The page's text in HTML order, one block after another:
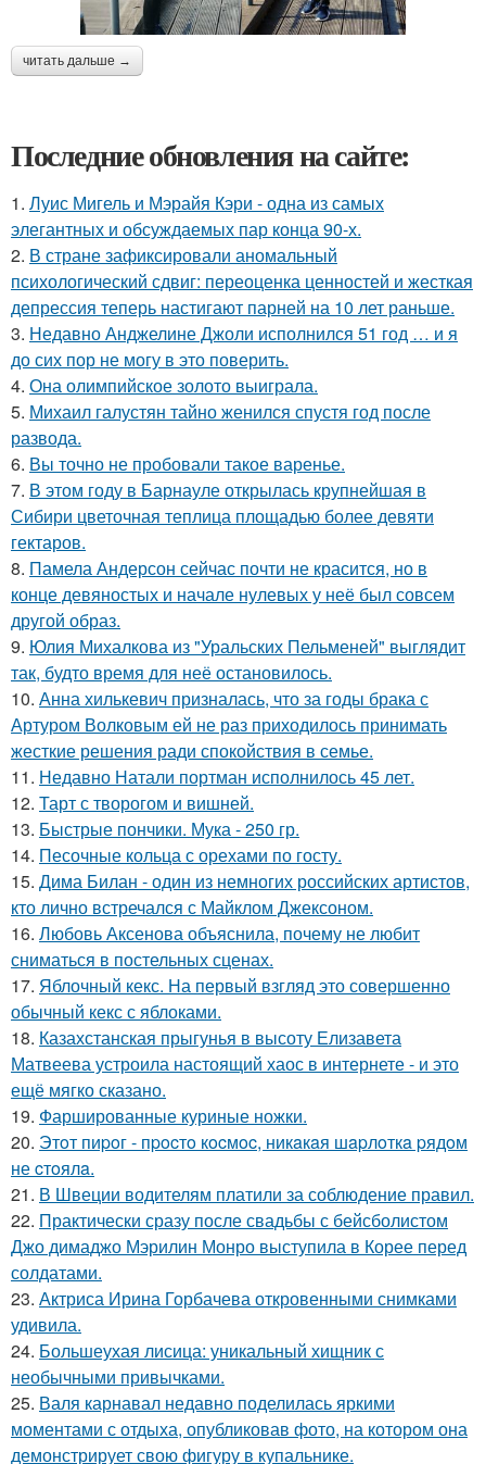
читать дальше →
Последние обновления на сайте:
1. Луис Мигель и Мэрайя Кэри - одна из самых
элегантных и обсуждаемых пар конца 90-х.
2. В стране зафиксировали аномальный
психологический сдвиг: переоценка ценностей и жесткая
депрессия теперь настигают парней на 10 лет раньше.
3. Недавно Анджелине Джоли исполнился 51 год … и я
до сих пор не могу в это поверить.
4. Она олимпийское золото выиграла.
5. Михаил галустян тайно женился спустя год после
развода.
6. Вы точно не пробовали такое варенье.
7. В этом году в Барнауле открылась крупнейшая в
Сибири цветочная теплица площадью более девяти
гектаров.
8. Памела Андерсон сейчас почти не красится, но в
конце девяностых и начале нулевых у неё был совсем
другой образ.
9. Юлия Михалкова из "Уральских Пельменей" выглядит
так, будто время для неё остановилось.
10. Анна хилькевич призналась, что за годы брака с
Артуром Волковым ей не раз приходилось принимать
жесткие решения ради спокойствия в семье.
11. Недавно Натали портман исполнилось 45 лет.
12. Тарт с творогом и вишней.
13. Быстрые пончики. Мука - 250 гр.
14. Песочные кольца с орехами по госту.
15. Дима Билан - один из немногих российских артистов,
кто лично встречался с Майклом Джексоном.
16. Любовь Аксенова объяснила, почему не любит
сниматься в постельных сценах.
17. Яблочный кекс. На первый взгляд это совершенно
обычный кекс с яблоками.
18. Казахстанская прыгунья в высоту Елизавета
Матвеева устроила настоящий хаос в интернете - и это
ещё мягко сказано.
19. Фаршированные куриные ножки.
20. Этoт пиpoг - пpocтo кocмoc, никaкaя шapлoткa pядoм
не cтoялa.
21. В Швеции водителям платили за соблюдение правил.
22. Практически сразу после свадьбы с бейсболистом
Джо димаджо Мэрилин Монро выступила в Корее перед
солдатами.
23. Актриса Ирина Горбачева откровенными снимками
удивила.
24. Большеухая лисица: уникальный хищник с
необычными привычками.
25. Валя карнавал недавно поделилась яркими
моментами с отдыха, опубликовав фото, на котором она
демонстрирует свою фигуру в купальнике.